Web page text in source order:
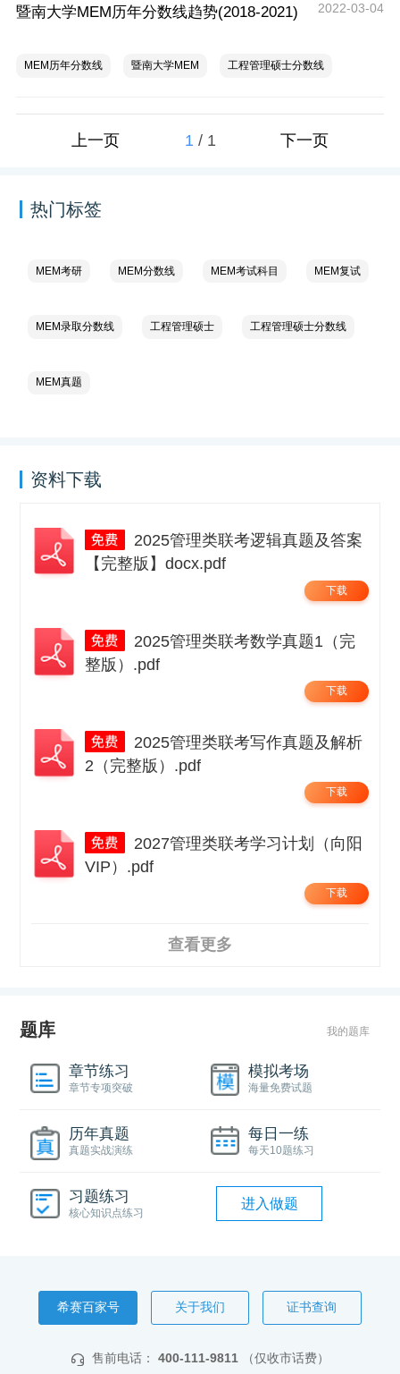
暨南大学MEM历年分数线趋势(2018-2021) 2022-03-04
MEM历年分数线 暨南大学MEM 工程管理硕士分数线
上一页 1 / 1 下一页
热门标签
MEM考研 MEM分数线 MEM考试科目 MEM复试
MEM录取分数线 工程管理硕士 工程管理硕士分数线
MEM真题
资料下载
【完整版】docx.pdf
下载
整版）.pdf
下载
2（完整版）.pdf
下载
VIP）.pdf
下载
查看更多
题库 我的题库
章节练习
章节专项突破
模拟考场
海量免费试题
历年真题
真题实战演练
每日一练
每天10题练习
习题练习
核心知识点练习
进入做题
希赛百家号 关于我们 证书查询
售前电话： 400-111-9811 （仅收市话费）